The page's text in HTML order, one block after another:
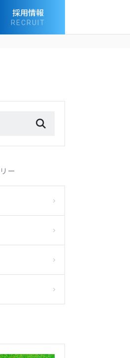
採用情報
RECRUIT
ー